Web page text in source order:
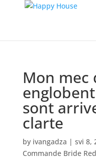
Mon mec
sont
clarte
by ivangadza | svi 8,
Commande Bride